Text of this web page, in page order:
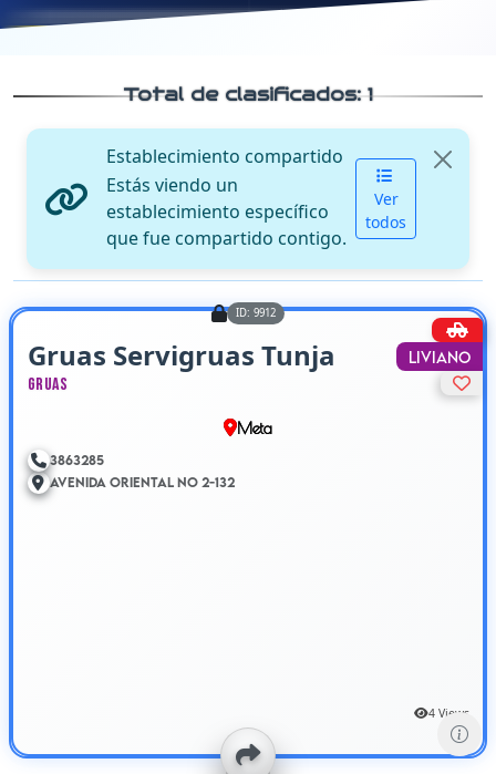
Total de clasificados:1
Establecimiento compartido
Estás viendo un
establecimiento específico
que fue compartido contigo.
Ver
todos
ID: 9912
Liviano
Gruas Servigruas Tunja
Gruas
Meta
3863285
Avenida Oriental No 2-132
4 Views